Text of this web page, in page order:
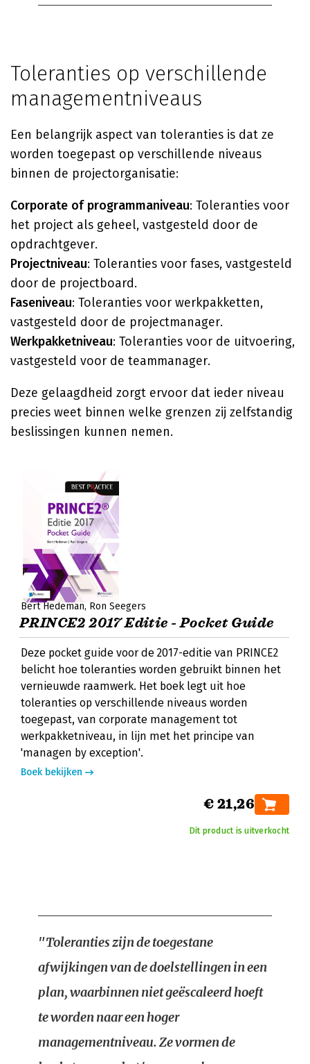
Toleranties op verschillende
managementniveaus
Een belangrijk aspect van toleranties is dat ze
worden toegepast op verschillende niveaus
binnen de projectorganisatie:
Corporate of programmaniveau: Toleranties voor
het project als geheel, vastgesteld door de
opdrachtgever.
Projectniveau: Toleranties voor fases, vastgesteld
door de projectboard.
Faseniveau: Toleranties voor werkpakketten,
vastgesteld door de projectmanager.
Werkpakketniveau: Toleranties voor de uitvoering,
vastgesteld voor de teammanager.
Deze gelaagdheid zorgt ervoor dat ieder niveau
precies weet binnen welke grenzen zij zelfstandig
beslissingen kunnen nemen.
Bert Hedeman Ron Seegers
PRINCE2 2017 Editie - Pocket Guide
Deze pocket guide voor de 2017-editie van PRINCE2
belicht hoe toleranties worden gebruikt binnen het
vernieuwde raamwerk. Het boek legt uit hoe
toleranties op verschillende niveaus worden
toegepast, van corporate management tot
werkpakketniveau, in lijn met het principe van
'managen by exception'.
Boek bekijken
€ 21,26
Dit product is uitverkocht
"Toleranties zijn de toegestane
afwijkingen van de doelstellingen in een
plan, waarbinnen niet geëscaleerd hoeft
te worden naar een hoger
managementniveau. Ze vormen de